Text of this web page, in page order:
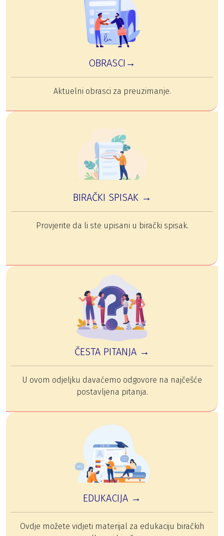
OBRASCI→
Aktuelni obrasci za preuzimanje.
BIRAČKI SPISAK →
Provjerite da li ste upisani u birački spisak.
ČESTA PITANJA →
U ovom odjeljku davaćemo odgovore na najčešće
postavljena pitanja.
EDUKACIJA →
Ovdje možete vidjeti materijal za edukaciju biračkih